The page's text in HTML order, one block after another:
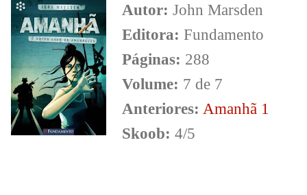
Autor: John Marsden
Editora: Fundamento
Páginas: 288
Volume: 7 de 7
Anteriores: Amanhã 1
Skoob: 4/5